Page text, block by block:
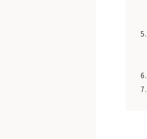
5.
6.
7.